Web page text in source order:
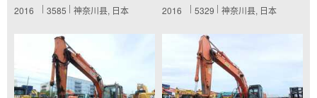
2016 3585 神奈川县, 日本 2016 5329 神奈川县, 日本